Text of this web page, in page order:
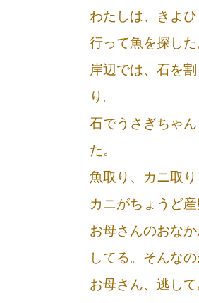
わたしは、きよ
行って魚を探し
岸辺では、石を
り。
石でうさぎちゃ
た。
魚取り、カニ取
カニがちょうど
お母さんのおな
してる。そんな
お母さん、逃し